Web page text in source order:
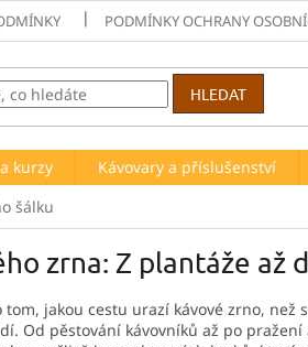
PODMÍNKY OCHRANY
HLEDAT
kurzy Kávovary a příslušenství
šálku
zrna: Z plantáže až
tom, jakou cestu urazí kávové zrno,
Od pěstování kávovníků až po